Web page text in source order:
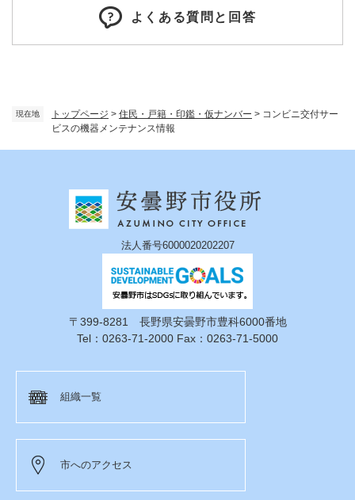
現在地 トップページ > 住民・戸籍・印鑑・仮ナンバー > コンビニ交付サー
ビスの機器メンテナンス情報
よくある質問と回答
法人番号6000020202207
〒399-8281 長野県安曇野市豊科6000番地
Tel：0263-71-2000 Fax：0263-71-5000
組織一覧
市へのアクセス